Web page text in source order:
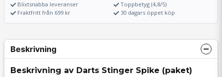
Blixtsnabba leveranser
Fraktfritt från 699 kr
Toppbetyg (4,8/5)
30 dagars öppet köp
Beskrivning
Beskrivning av Darts Stinger Spike (paket)